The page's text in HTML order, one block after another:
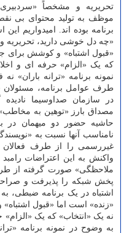
تحریریه و مشخصاً
موظف به تولید محتوای بی
برنامه بوده اند. امیدواریم
«چه دل خوشی دارید، تحریریه
«قبول اشتباه» و کوشش برای
که یک «الزام» حرفه ای و
نمونه برنامه «ترانه
طرف عوامل برنامه، مسئولان
در سازمان صداوسیما
مصداق بارز «توهین به
حاشیه حضور دو میهمان در
نامناسب آنها نسبت به
غیررسمی را از طرف
واکنش به این اعتراضات
ملاحظگی» صورت گرفته از
پخش شبکه را پذیرفت و
اشتباه در یک برنامه ضبطی، به
«زنده» است اما «قبول
نه یک «انتخاب» که یک
به وضوح در نمونه برنامه